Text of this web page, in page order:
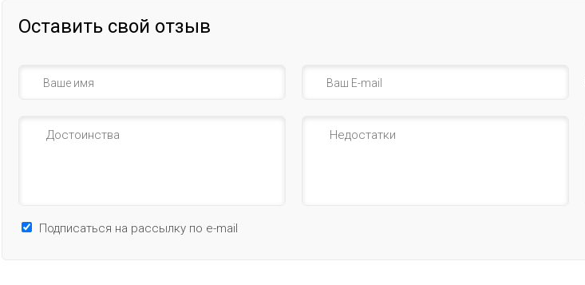
Оставить свой отзыв
Подписаться на рассылку по e-mail